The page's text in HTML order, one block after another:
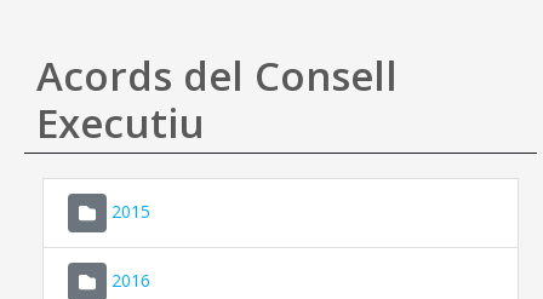
Ajuda
Acords del Consell
Executiu
2015
2016